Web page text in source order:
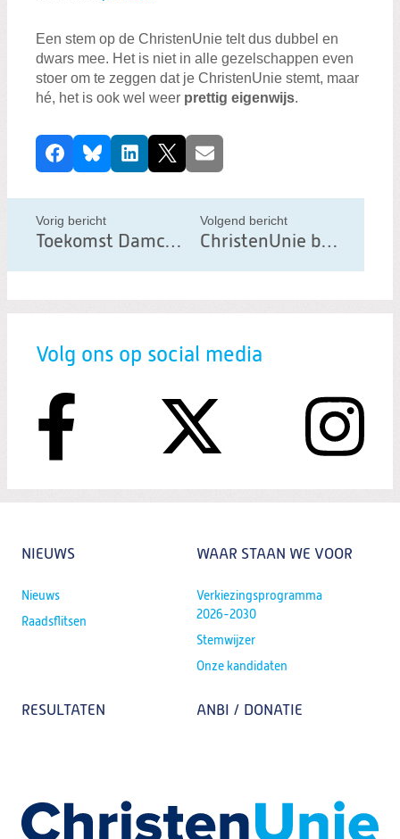
Een stem op de ChristenUnie telt dus dubbel en
dwars mee. Het is niet in alle gezelschappen even
stoer om te zeggen dat je ChristenUnie stemt, maar
hé, het is ook wel weer prettig eigenwijs.
D
e
e
l
d
b
r
h
FacebookBlueskyLinkedIn
X E-mail
Vorig bericht
Toekomst Damcentrum: ChristenUnie en D66 zien kansen
Volgend bericht
ChristenUnie bedankt vrijwilligers
Volg ons op social media
NIEUWS
Nieuws
Raadsflitsen
WAAR STAAN WE VOOR
Verkiezingsprogramma
2026-2030
Stemwijzer
Onze kandidaten
RESULTATEN ANBI / DONATIE